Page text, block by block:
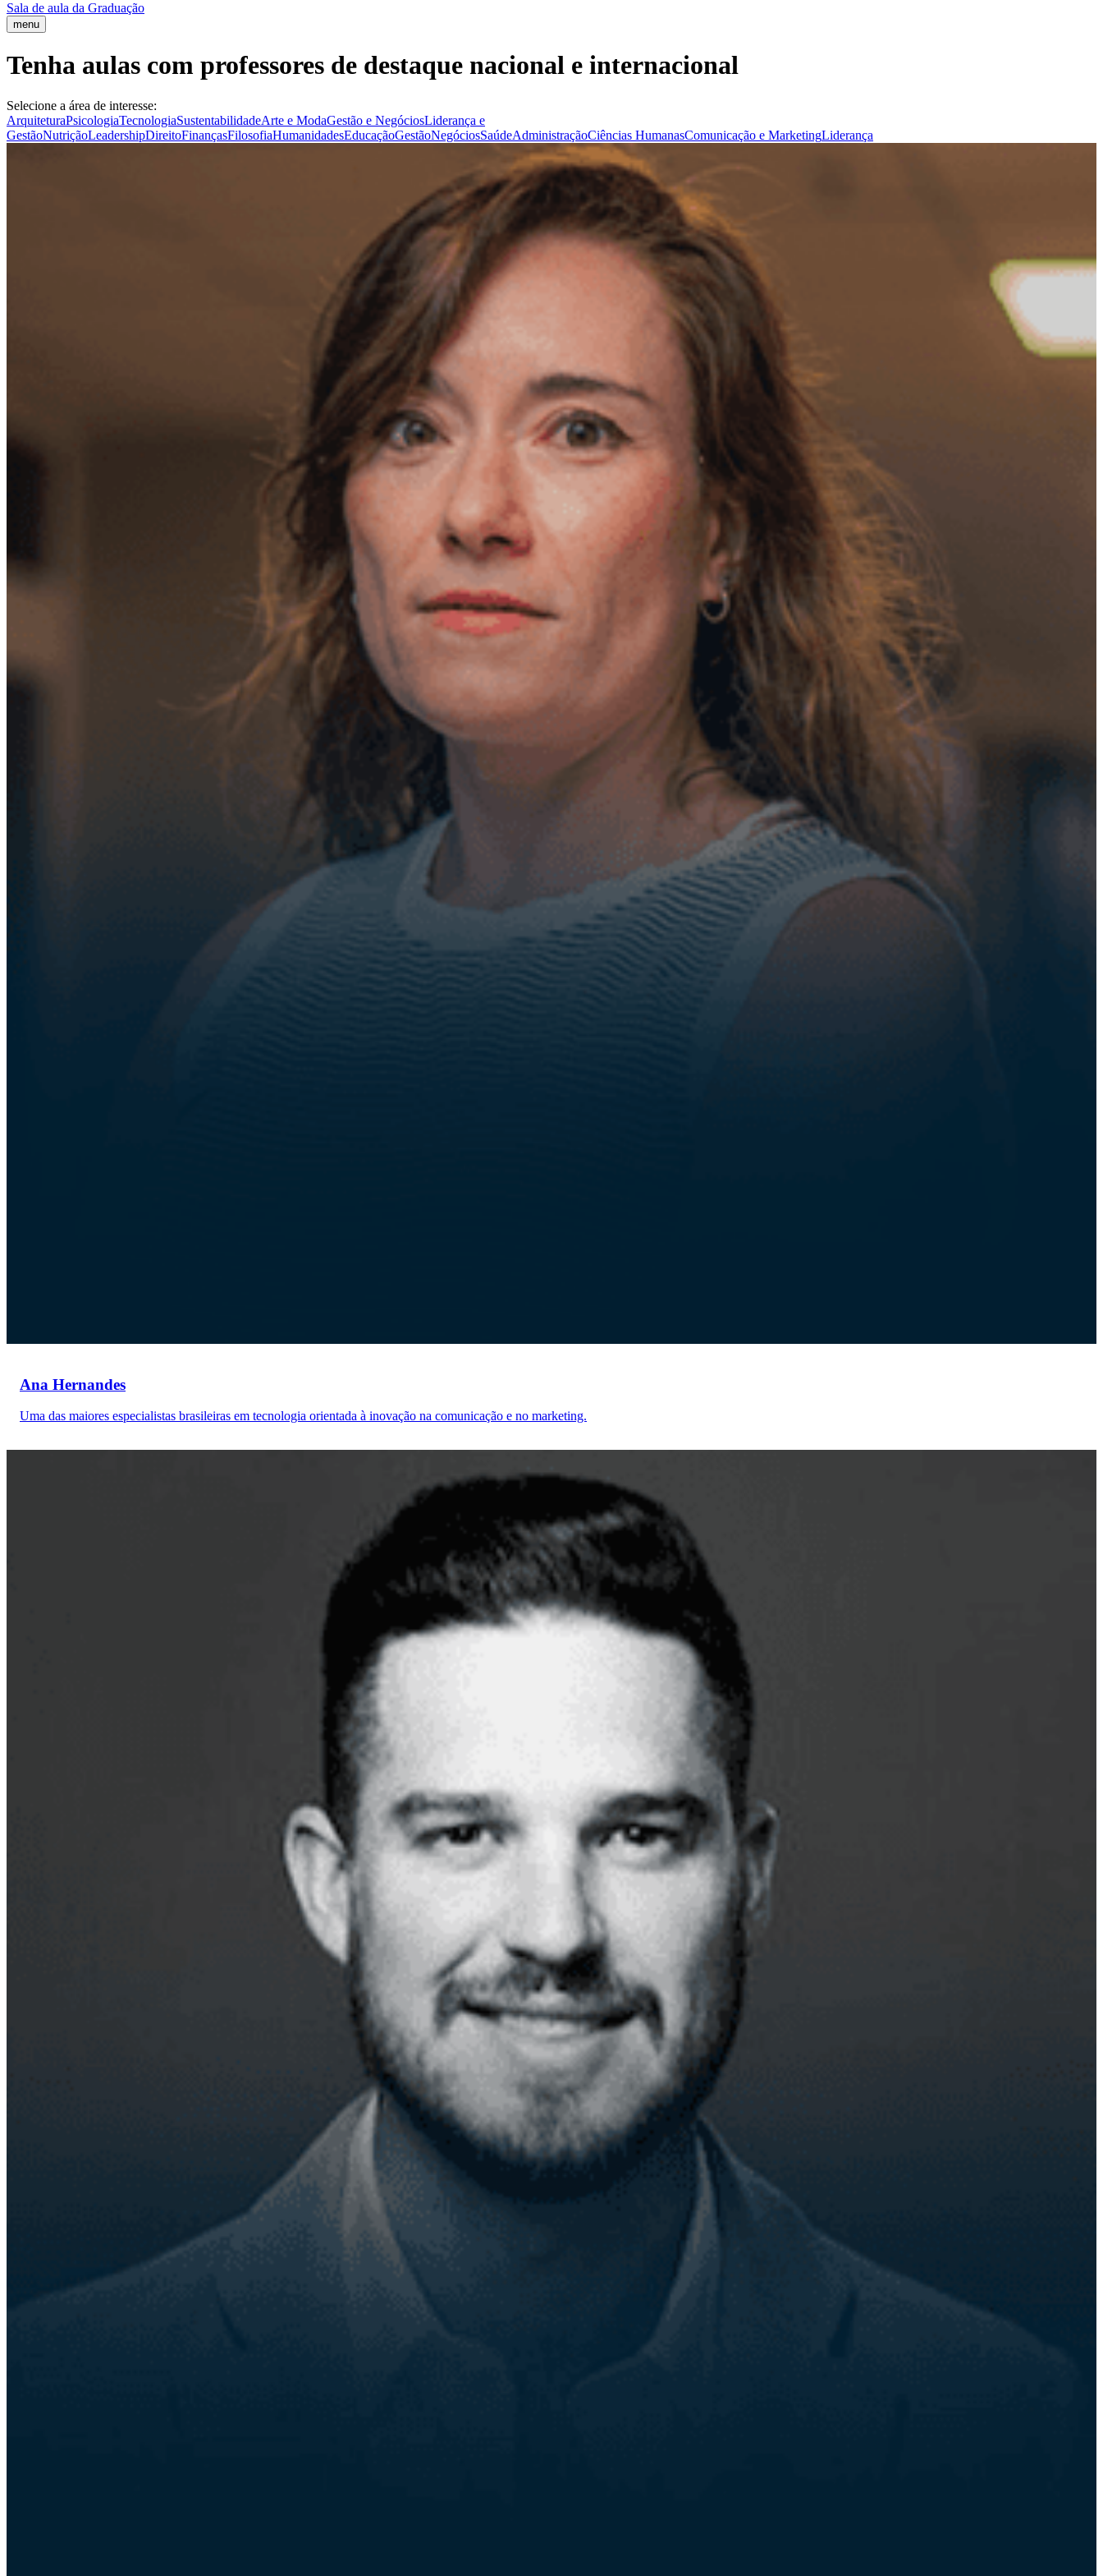
Sala de aula da Graduação
menu
Tenha aulas com professores de destaque nacional e internacional
Selecione a área de interesse:
ArquiteturaPsicologiaTecnologiaSustentabilidadeArte e ModaGestão e NegóciosLiderança e
GestãoNutriçãoLeadershipDireitoFinançasFilosofiaHumanidadesEducaçãoGestãoNegóciosSaúdeAdministraçãoCiências HumanasComunicação e MarketingLiderança
Ana Hernandes
Uma das maiores especialistas brasileiras em tecnologia orientada à inovação na comunicação e no marketing.